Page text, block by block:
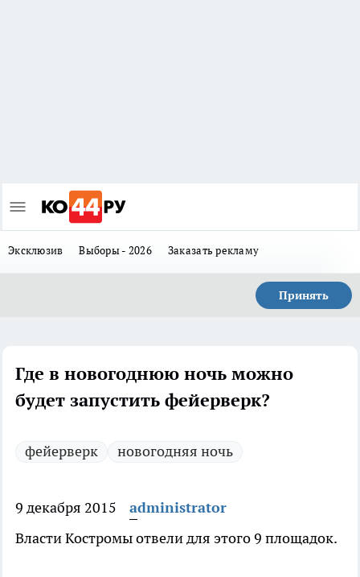
Эксклюзив Выборы - 2026 Заказать рекламу
Принять
Где в новогоднюю ночь можно
будет запустить фейерверк?
фейерверк новогодняя ночь
9 декабря 2015
administrator
Власти Костромы отвели для этого 9 площадок.